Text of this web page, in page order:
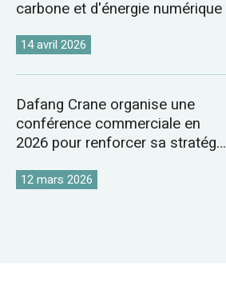
carbone et d'énergie numérique
14 avril 2026
Dafang Crane organise une
conférence commerciale en
2026 pour renforcer sa stratégie
grues
12 mars 2026